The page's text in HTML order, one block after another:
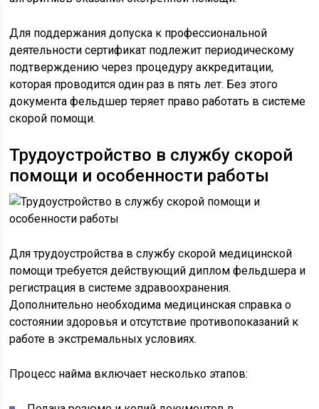
Для поддержания допуска к профессиональной
деятельности сертификат подлежит периодическому
подтверждению через процедуру аккредитации,
которая проводится один раз в пять лет. Без этого
документа фельдшер теряет право работать в системе
скорой помощи.
Трудоустройство в службу скорой
помощи и особенности работы
Для трудоустройства в службу скорой медицинской
помощи требуется действующий диплом фельдшера и
регистрация в системе здравоохранения.
Дополнительно необходима медицинская справка о
состоянии здоровья и отсутствие противопоказаний к
работе в экстремальных условиях.
Процесс найма включает несколько этапов: